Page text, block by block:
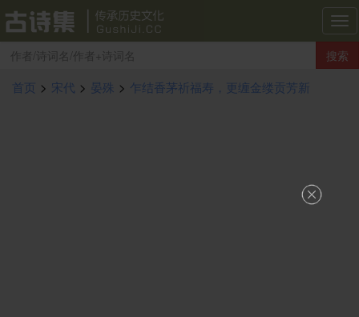
古
诗
集
搜索
首页 > 宋代 > 晏殊 > 乍结香茅祈福寿，更缠金缕贡芳新